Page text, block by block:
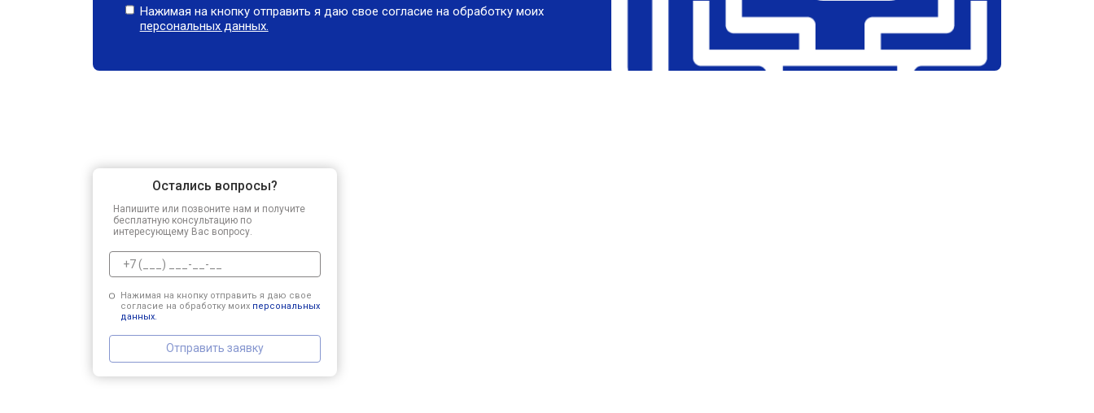
Нажимая на кнопку отправить я даю свое согласие на обработку моих
персональных данных.
Остались вопросы?
Напишите или позвоните нам и получите
бесплатную консультацию по
интересующему Вас вопросу.
Нажимая на кнопку отправить я даю свое
согласие на обработку моих персональных
данных.
Отправить заявку